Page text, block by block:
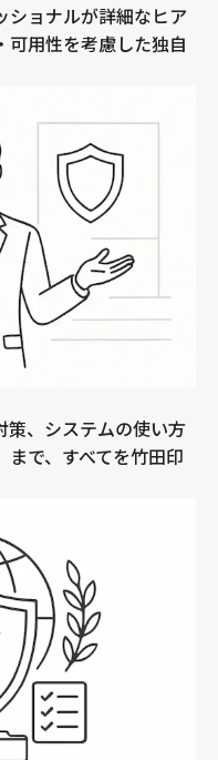
ショナルが詳細なヒア
可用性を考慮した独自
策、システムの使い方
で、すべてを竹田印